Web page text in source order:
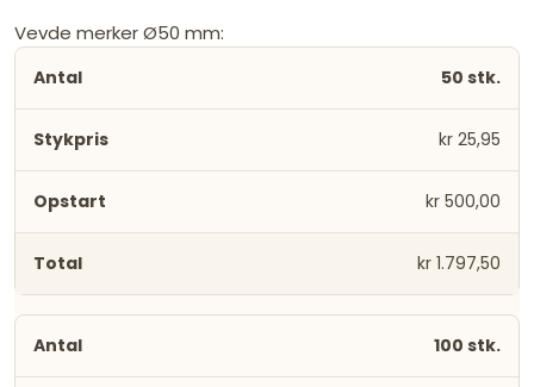
Vevde merker Ø50 mm:
50 stk.
kr 25,95
kr 500,00
kr 1.797,50
100 stk.